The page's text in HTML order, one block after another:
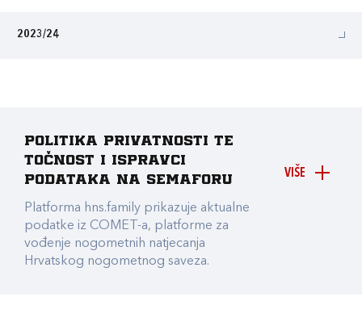
2023/24
VIŠE
Politika privatnosti te
točnost i ispravci
podataka na Semaforu
Platforma hns.family prikazuje aktualne
podatke iz COMET-a, platforme za
vođenje nogometnih natjecanja
Hrvatskog nogometnog saveza.